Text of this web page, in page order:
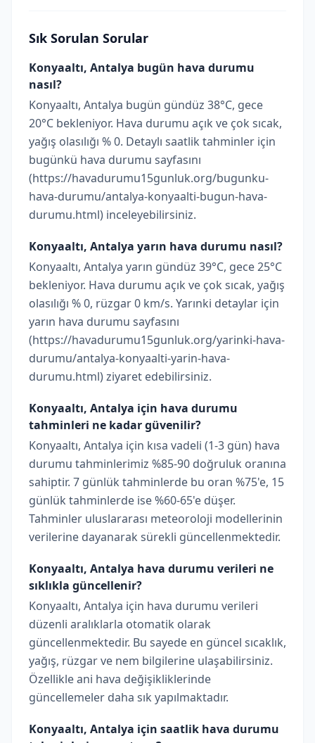
Sık Sorulan Sorular
Konyaaltı, Antalya bugün hava durumu
nasıl?
Konyaaltı, Antalya bugün gündüz 38°C, gece
20°C bekleniyor. Hava durumu açık ve çok sıcak,
yağış olasılığı % 0. Detaylı saatlik tahminler için
bugünkü hava durumu sayfasını
(https://havadurumu15gunluk.org/bugunku-
hava-durumu/antalya-konyaalti-bugun-hava-
durumu.html) inceleyebilirsiniz.
Konyaaltı, Antalya yarın hava durumu nasıl?
Konyaaltı, Antalya yarın gündüz 39°C, gece 25°C
bekleniyor. Hava durumu açık ve çok sıcak, yağış
olasılığı % 0, rüzgar 0 km/s. Yarınki detaylar için
yarın hava durumu sayfasını
(https://havadurumu15gunluk.org/yarinki-hava-
durumu/antalya-konyaalti-yarin-hava-
durumu.html) ziyaret edebilirsiniz.
Konyaaltı, Antalya için hava durumu
tahminleri ne kadar güvenilir?
Konyaaltı, Antalya için kısa vadeli (1-3 gün) hava
durumu tahminlerimiz %85-90 doğruluk oranına
sahiptir. 7 günlük tahminlerde bu oran %75'e, 15
günlük tahminlerde ise %60-65'e düşer.
Tahminler uluslararası meteoroloji modellerinin
verilerine dayanarak sürekli güncellenmektedir.
Konyaaltı, Antalya hava durumu verileri ne
sıklıkla güncellenir?
Konyaaltı, Antalya için hava durumu verileri
düzenli aralıklarla otomatik olarak
güncellenmektedir. Bu sayede en güncel sıcaklık,
yağış, rüzgar ve nem bilgilerine ulaşabilirsiniz.
Özellikle ani hava değişikliklerinde
güncellemeler daha sık yapılmaktadır.
Konyaaltı, Antalya için saatlik hava durumu